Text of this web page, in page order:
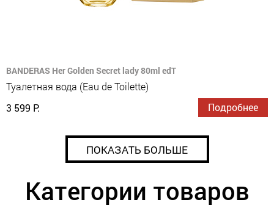
BANDERAS Her Golden Secret lady 80ml edT
Туалетная вода (Eau de Toilette)
3 599 Р.
Подробнее
ПОКАЗАТЬ БОЛЬШЕ
Категории товаров